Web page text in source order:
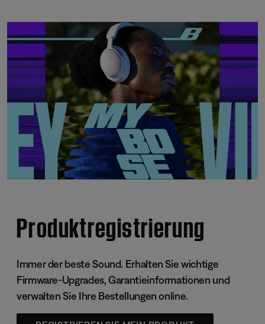
Produktregistrierung
Immer der beste Sound. Erhalten Sie wichtige
Firmware-Upgrades, Garantieinformationen und
verwalten Sie Ihre Bestellungen online.